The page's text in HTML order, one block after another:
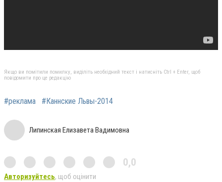
Якщо ви помітили помилку, виділіть необхідний текст і натисніть Ctrl + Enter, щоб
повідомити про це редакцію
#реклама #Каннские Львы-2014
Липинская Елизавета Вадимовна
0,0
Авторизуйтесь, щоб оцінити